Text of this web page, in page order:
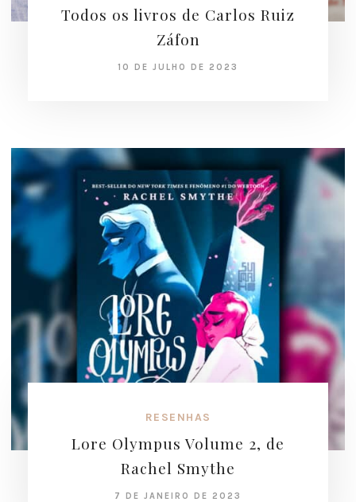
Todos os livros de Carlos Ruiz
Záfon
10 DE JULHO DE 2023
RESENHAS
Lore Olympus Volume 2, de
Rachel Smythe
7 DE JANEIRO DE 2023